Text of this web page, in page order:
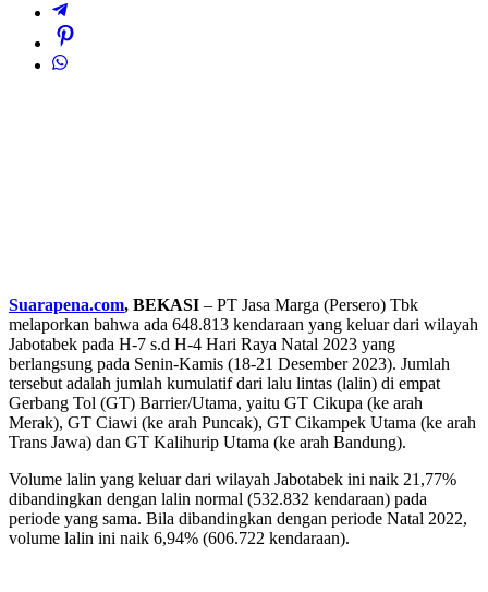
Suarapena.com, BEKASI – PT Jasa Marga (Persero) Tbk
melaporkan bahwa ada 648.813 kendaraan yang keluar dari wilayah
Jabotabek pada H-7 s.d H-4 Hari Raya Natal 2023 yang
berlangsung pada Senin-Kamis (18-21 Desember 2023). Jumlah
tersebut adalah jumlah kumulatif dari lalu lintas (lalin) di empat
Gerbang Tol (GT) Barrier/Utama, yaitu GT Cikupa (ke arah
Merak), GT Ciawi (ke arah Puncak), GT Cikampek Utama (ke arah
Trans Jawa) dan GT Kalihurip Utama (ke arah Bandung).
Volume lalin yang keluar dari wilayah Jabotabek ini naik 21,77%
dibandingkan dengan lalin normal (532.832 kendaraan) pada
periode yang sama. Bila dibandingkan dengan periode Natal 2022,
volume lalin ini naik 6,94% (606.722 kendaraan).